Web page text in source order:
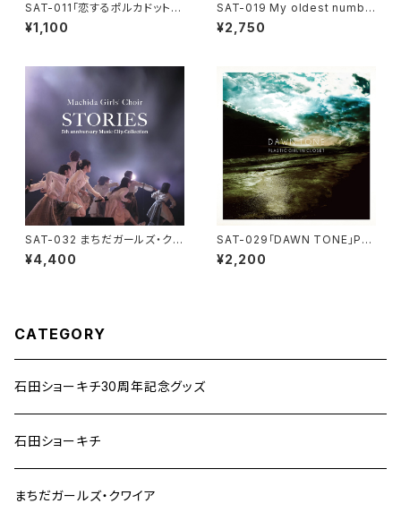
SAT-011「恋するポルカドット・
ポルカ / やさしい悪魔」まちだガ
ールズクワイア
¥1,100
SAT-019 My oldest numbe
rs vol.4
¥2,750
SAT-032 まちだガールズ・クワ
イア 5周年記念MV集DVD「ST
ORIES」
¥4,400
SAT-029「DAWN TONE」PL
ASTIC GIRL IN CLOSET
¥2,200
CATEGORY
石田ショーキチ30周年記念グッズ
石田ショーキチ
まちだガールズ・クワイア